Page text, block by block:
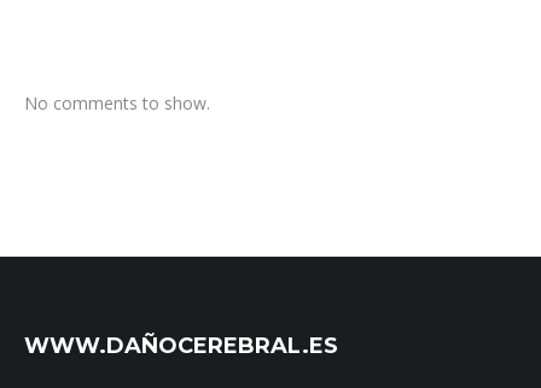
No comments to show.
WWW.DAÑOCEREBRAL.ES